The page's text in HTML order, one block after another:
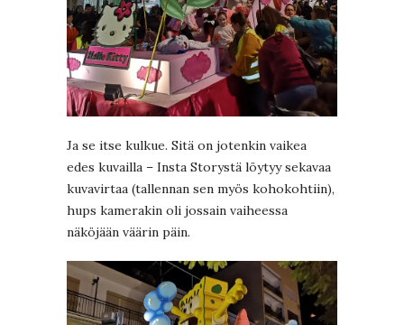
Ja se itse kulkue. Sitä on jotenkin vaikea
edes kuvailla – Insta Storystä löytyy sekavaa
kuvavirtaa (tallennan sen myös kohokohtiin),
hups kamerakin oli jossain vaiheessa
näköjään väärin päin.